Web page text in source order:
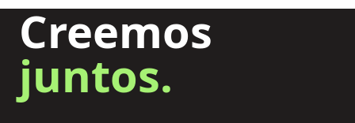
Creemos
juntos.